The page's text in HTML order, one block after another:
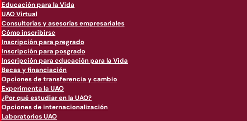
Educación para la Vida
UAO Virtual
Consultorías y asesorías empresariales
Cómo inscribirse
Inscripción para pregrado
Inscripción para posgrado
Inscripción para educación para la Vida
Becas y financiación
Opciones de transferencia y cambio
Experimenta la UAO
¿Por qué estudiar en la UAO?
Opciones de internacionalización
Laboratorios UAO